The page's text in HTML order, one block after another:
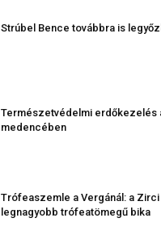
Strúbel Bence továbbra is
Természetvédelmi erdőkezelés
medencében
Trófeaszemle a Vergánál: a
legnagyobb trófeatömegű bika